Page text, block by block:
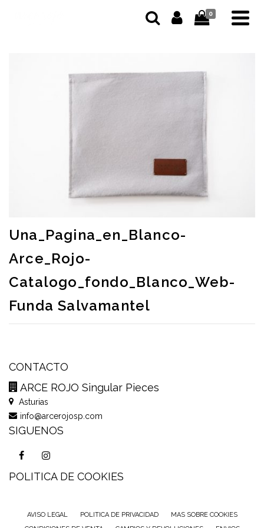
0
Una_Pagina_en_Blanco-
Arce_Rojo-
Catalogo_fondo_Blanco_Web-
Funda Salvamantel
CONTACTO
ARCE ROJO Singular Pieces
Asturias
info@arcerojosp.com
SIGUENOS
POLITICA DE COOKIES
AVISO LEGAL POLITICA DE PRIVACIDAD
MAS SOBRE COOKIES